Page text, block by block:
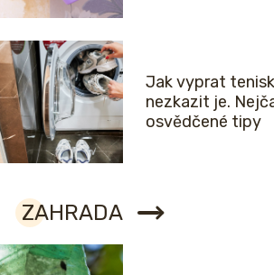
Jak vyprat
nezkazit je.
osvědčené tipy
ZAHRADA